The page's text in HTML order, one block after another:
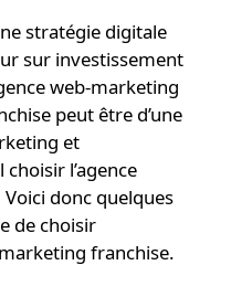
stratégie digitale
sur investissement
web-marketing
peut être d’une
et
l’agence
donc quelques
de choisir
franchise.